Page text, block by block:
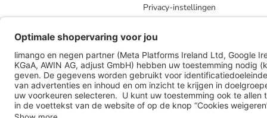
Privacy-instellingen
Compliance